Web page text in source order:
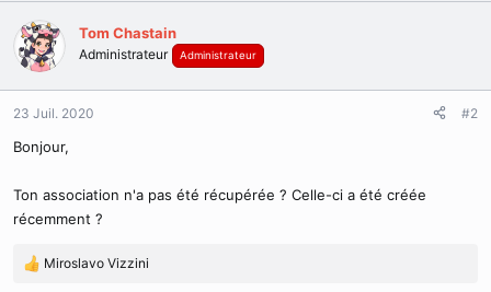
Tom Chastain
Administrateur Administrateur
23 Juil. 2020 #2
Bonjour,
Ton association n'a pas été récupérée ? Celle-ci a été créée
récemment ?
R
Miroslavo Vizzini